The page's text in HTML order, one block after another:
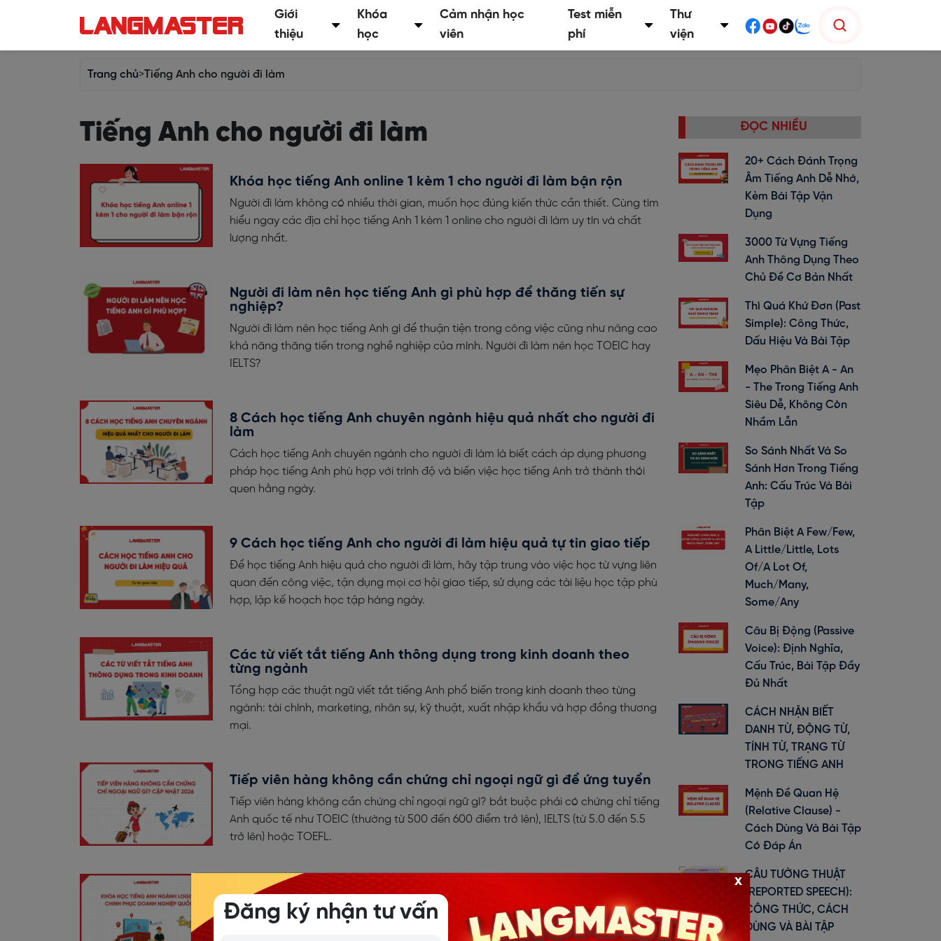
Giới
thiệu
Khóa
học
Cảm nhận học
viên
Test miễn
phí
Thư
viện
Trang chủ>Tiếng Anh cho người đi làm
Tiếng Anh cho người đi làm
Khóa học tiếng Anh online 1 kèm 1 cho người đi làm bận rộn
Người đi làm không có nhiều thời gian, muốn học đúng kiến thức cần thiết. Cùng tìm
hiểu ngay các địa chỉ học tiếng Anh 1 kèm 1 online cho người đi làm uy tín và chất
lượng nhất.
Người đi làm nên học tiếng Anh gì phù hợp để thăng tiến sự
nghiệp?
Người đi làm nên học tiếng Anh gì để thuận tiện trong công việc cũng như nâng cao
khả năng thăng tiến trong nghề nghiệp của mình. Người đi làm nên học TOEIC hay
IELTS?
8 Cách học tiếng Anh chuyên ngành hiệu quả nhất cho người đi
làm
Cách học tiếng Anh chuyên ngành cho người đi làm là biết cách áp dụng phương
pháp học tiếng Anh phù hợp với trình độ và biến việc học tiếng Anh trở thành thói
quen hằng ngày.
9 Cách học tiếng Anh cho người đi làm hiệu quả tự tin giao tiếp
Để học tiếng Anh hiệu quả cho người đi làm, hãy tập trung vào việc học từ vựng liên
quan đến công việc, tận dụng mọi cơ hội giao tiếp, sử dụng các tài liệu học tập phù
hợp, lập kế hoạch học tập hàng ngày.
Các từ viết tắt tiếng Anh thông dụng trong kinh doanh theo
từng ngành
Tổng hợp các thuật ngữ viết tắt tiếng Anh phổ biến trong kinh doanh theo từng
ngành: tài chính, marketing, nhân sự, kỹ thuật, xuất nhập khẩu và hợp đồng thương
mại.
Tiếp viên hàng không cần chứng chỉ ngoại ngữ gì để ứng tuyển
Tiếp viên hàng không cần chứng chỉ ngoại ngữ gì? bắt buộc phải có chứng chỉ tiếng
Anh quốc tế như TOEIC (thường từ 500 đến 600 điểm trở lên), IELTS (từ 5.0 đến 5.5
trở lên) hoặc TOEFL.
Khóa học tiếng Anh ngành Logistics chinh phục doanh nghiệp
quốc tế
Khóa học tiếng Anh ngành Logistics giúp bạn nắm vững từ vựng chuyên ngành, đọc
ĐỌC NHIỀU
20+ Cách Đánh Trọng
Âm Tiếng Anh Dễ Nhớ,
Kèm Bài Tập Vận
Dụng
3000 Từ Vựng Tiếng
Anh Thông Dụng Theo
Chủ Đề Cơ Bản Nhất
Thì Quá Khứ Đơn (past
Simple): Công Thức,
Dấu Hiệu Và Bài Tập
Mẹo Phân Biệt A - An
- The Trong Tiếng Anh
Siêu Dễ, Không Còn
Nhầm Lẫn
So Sánh Nhất Và So
Sánh Hơn Trong Tiếng
Anh: Cấu Trúc Và Bài
Tập
Phân Biệt A Few/Few,
A Little/Little, Lots
Of/A Lot Of,
Much/Many,
Some/Any
Câu Bị Động (Passive
Voice): Định Nghĩa,
Cấu Trúc, Bài Tập Đầy
Đủ Nhất
CÁCH NHẬN BIẾT
DANH TỪ, ĐỘNG TỪ,
TÍNH TỪ, TRẠNG TỪ
TRONG TIẾNG ANH
Mệnh Đề Quan Hệ
(Relative Clause) -
Cách Dùng Và Bài Tập
Có Đáp Án
CÂU TƯỜNG THUẬT
(REPORTED SPEECH):
CÔNG THỨC, CÁCH
DÙNG VÀ BÀI TẬP
Đăng ký nhận tư vấn
x